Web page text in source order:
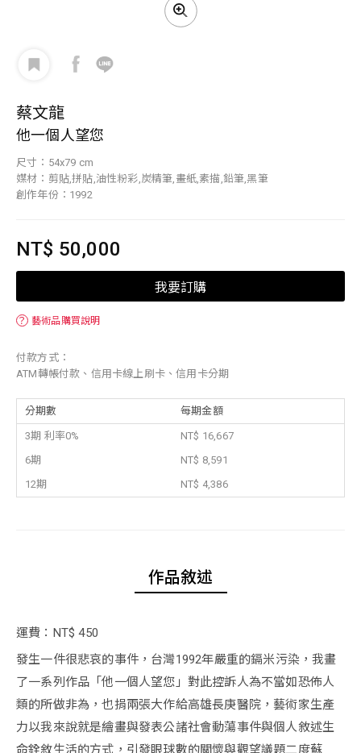
蔡文龍
他一個人望您
尺寸：54x79 cm
媒材：剪貼,拼貼,油性粉彩,炭精筆,畫紙,素描,鉛筆,黑筆
創作年份：1992
NT$ 50,000
我要訂購
？ 藝術品購買說明
付款方式：
ATM轉帳付款、信用卡線上刷卡、信用卡分期
分期數 每期金額
3期 利率0%
NT$ 16,667
6期
NT$ 8,591
12期
NT$ 4,386
作品敘述
運費：NT$ 450
發生一件很悲哀的事件，台灣1992年嚴重的鎘米污染，我畫
了一系列作品「他一個人望您」對此控訴人為不當如恐佈人
類的所做非為，也捐兩張大作給高雄長庚醫院，藝術家生產
力以我來說就是繪畫與發表公諸社會動蕩事件與個人敘述生
命銓敘生活的方式，引發眼球數的關懷與觀望議題二度蘇